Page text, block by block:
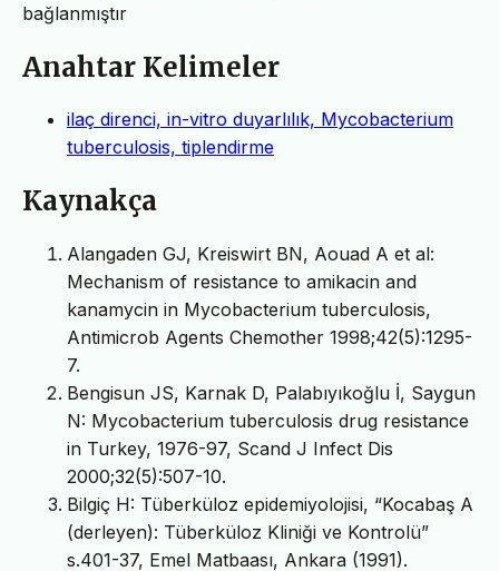
bağlanmıştır
Anahtar Kelimeler
ilaç direnci, in-vitro duyarlılık, Mycobacterium
tuberculosis, tiplendirme
Kaynakça
Alangaden GJ, Kreiswirt BN, Aouad A et al:
Mechanism of resistance to amikacin and
kanamycin in Mycobacterium tuberculosis,
Antimicrob Agents Chemother 1998;42(5):1295-
7.
Bengisun JS, Karnak D, Palabıyıkoğlu İ, Saygun
N: Mycobacterium tuberculosis drug resistance
in Turkey, 1976-97, Scand J Infect Dis
2000;32(5):507-10.
Bilgiç H: Tüberküloz epidemiyolojisi, “Kocabaş A
(derleyen): Tüberküloz Kliniği ve Kontrolü”
s.401-37, Emel Matbaası, Ankara (1991).